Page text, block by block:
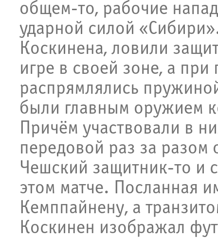
общем-то, рабочие
ударной силой
Коскинена, ловили
игре в своей зоне, а
распрямлялись
были главным оружием
Причём участвовали в
передовой раз за разом
Чешский защитник-то и
этом матче. Посланная
Кемппайнену, а
Коскинен изображал